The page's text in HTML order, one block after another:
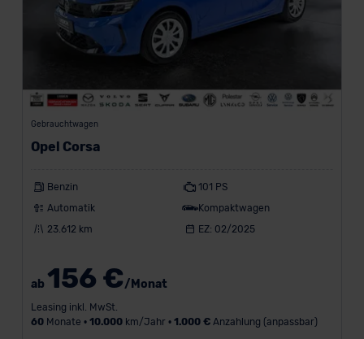
-
M
a
x
a
e
Gebrauchtwagen
Opel Corsa
Benzin
101 PS
Automatik
Kompaktwagen
23.612 km
EZ: 02/2025
ab 156 €/Monat
Leasing inkl. MwSt.
60Monate • 10.000km/Jahr • 1.000 €Anzahlung (anpassbar)